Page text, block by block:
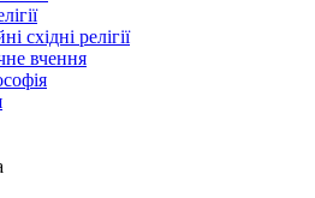
східні релігії
вчення